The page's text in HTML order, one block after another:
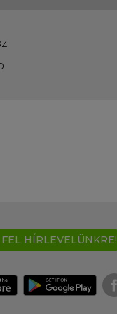
FEL HÍRLEVELÜNKRE!